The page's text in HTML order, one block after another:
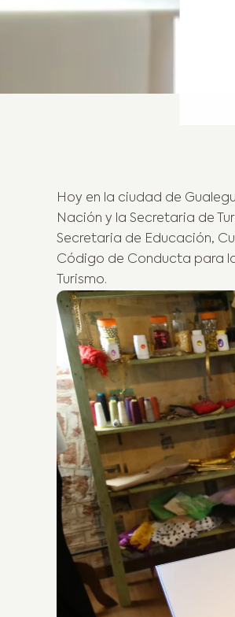
Hoy en la ciudad de
Nación y la Secretaria de
Secretaria de Educación,
Código de Conducta para
Turismo.